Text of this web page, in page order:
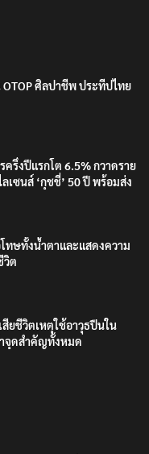
OTOP ศิลปาชีพ ประทีปไทย
รึ่งปีแรกโต 6.5% กวาดราย
เซนส์ ‘กุชชี่’ 50 ปี พร้อมส่ง
ทษทั้งน้ำตาและแสดงความ
วิต
ยชีวิตเหตุใช้อาวุธปืนใน
าจุดสำคัญทั้งหมด